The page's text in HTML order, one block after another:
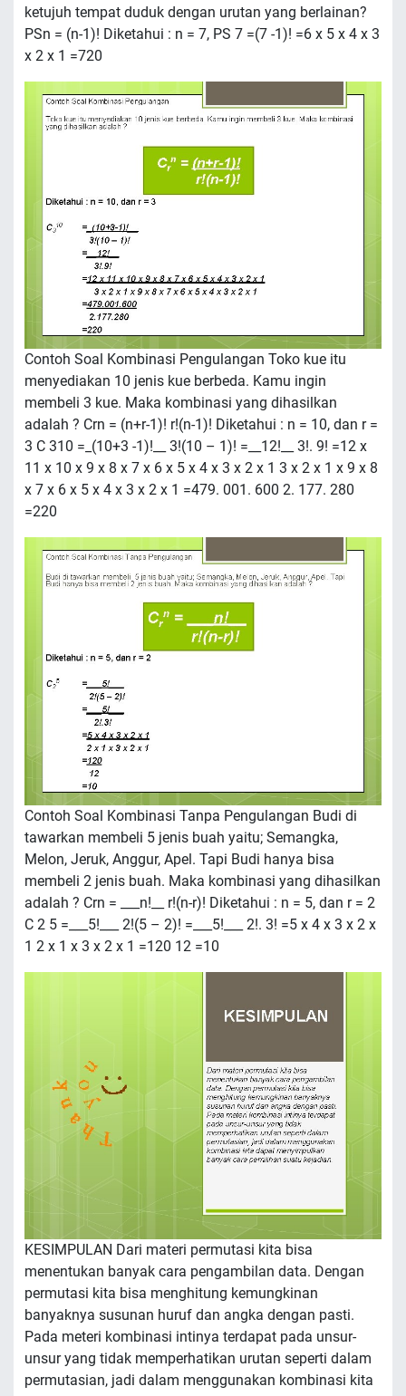
ketujuh tempat duduk dengan urutan yang berlainan?
PSn = (n-1)! Diketahui : n = 7, PS 7 =(7 -1)! =6 x 5 x 4 x 3
x 2 x 1 =720
Contoh Soal Kombinasi Pengulangan Toko kue itu
menyediakan 10 jenis kue berbeda. Kamu ingin
membeli 3 kue. Maka kombinasi yang dihasilkan
adalah ? Crn = (n+r-1)! r!(n-1)! Diketahui : n = 10, dan r =
3 C 310 =_(10+3 -1)!__ 3!(10 – 1)! =__12!__ 3!. 9! =12 x
11 x 10 x 9 x 8 x 7 x 6 x 5 x 4 x 3 x 2 x 1 3 x 2 x 1 x 9 x 8
x 7 x 6 x 5 x 4 x 3 x 2 x 1 =479. 001. 600 2. 177. 280
=220
Contoh Soal Kombinasi Tanpa Pengulangan Budi di
tawarkan membeli 5 jenis buah yaitu; Semangka,
Melon, Jeruk, Anggur, Apel. Tapi Budi hanya bisa
membeli 2 jenis buah. Maka kombinasi yang dihasilkan
adalah ? Crn = ___n!__ r!(n-r)! Diketahui : n = 5, dan r = 2
C 2 5 =___5!___ 2!(5 – 2)! =___5!___ 2!. 3! =5 x 4 x 3 x 2 x
1 2 x 1 x 3 x 2 x 1 =120 12 =10
KESIMPULAN Dari materi permutasi kita bisa
menentukan banyak cara pengambilan data. Dengan
permutasi kita bisa menghitung kemungkinan
banyaknya susunan huruf dan angka dengan pasti.
Pada meteri kombinasi intinya terdapat pada unsur-
unsur yang tidak memperhatikan urutan seperti dalam
permutasian, jadi dalam menggunakan kombinasi kita